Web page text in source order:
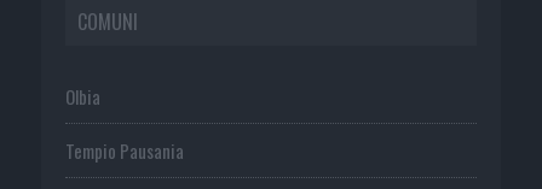
COMUNI
Olbia
Tempio Pausania